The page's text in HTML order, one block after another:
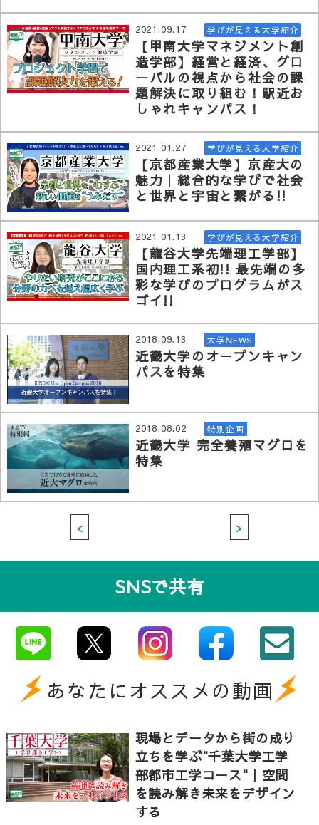
2021.09.17 学びが見える大学紹介
【甲南大学マネジメント創
造学部】経営と経済、グロ
ーバルの視点から社会の課
題解決に取り組む！駅近お
しゃれキャンパス！
2021.01.27 学びが見える大学紹介
【京都産業大学】京産大の
魅力｜総合的な学びで社会
と世界と宇宙と繋がる!!
2021.01.13 学びが見える大学紹介
【龍谷大学先端理工学部】
国内理工系初!! 最先端の多
彩な学びのプログラムがス
ゴイ!!
2018.09.13 大学NEWS
近畿大学のオープンキャン
パスを特集
2018.08.02 特別企画
近畿大学 完全養殖マグロを
特集
< >
SNSで共有
あなたにオススメの動画
現場とデータから街の成り
立ちを学ぶ"千葉大学工学
部都市工学コース"｜空間
を読み解き未来をデザイン
する